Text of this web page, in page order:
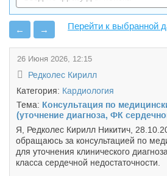
← →
26 Июня 2026, 12:15
Редколес Кирилл
Категория: Кардиология
Тема: Консультация по
(уточнение диагноза, ФК
Я, Редколес Кирилл Никитич,
обращаюсь за консультацией по
для уточнения клинического
класса сердечной недостаточности.